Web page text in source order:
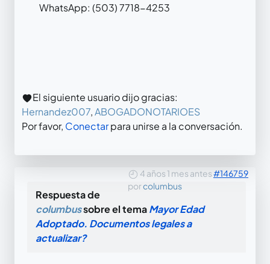
WhatsApp: (503) 7718-4253
El siguiente usuario dijo gracias:
Hernandez007,ABOGADONOTARIOES
Por favor, Conectarpara unirse a la conversación.
4 años 1 mes antes#146759
porcolumbus
Respuesta de
columbussobre el temaMayor Edad
Adoptado. Documentos legales a
actualizar?